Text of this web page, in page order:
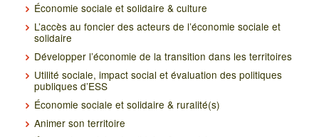
Économie sociale et solidaire & culture
L’accès au foncier des acteurs de l’économie sociale et
solidaire
Développer l’économie de la transition dans les territoires
Utilité sociale, impact social et évaluation des politiques
publiques d’ESS
Économie sociale et solidaire & ruralité(s)
Animer son territoire